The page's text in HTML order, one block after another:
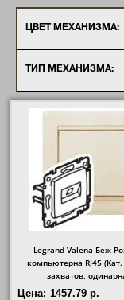
серии
любой
которую
затеяли
качестве,
полюсный
Valena
товарами
быть
по России
ЦВЕТ МЕХАНИЗМА:
ТИП МЕХАНИЗМА:
Legrand Valena Беж
компьютерна RJ45 (Кат.
захватов,
Цена: 1457.79 р.